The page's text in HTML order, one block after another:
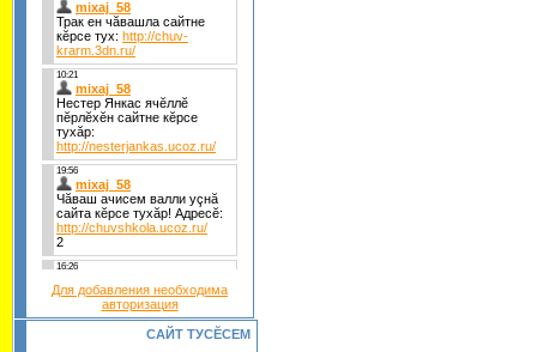
Для добавления необходима
авторизация
САЙТ ТУСĔСЕМ